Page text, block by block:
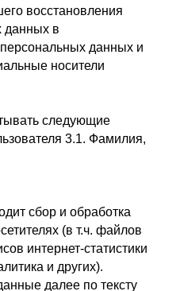
восстановления
данных в
данных и
носители
следующие
3.1. Фамилия,
сбор и обработка
(в т.ч. файлов
интернет-статистики
и других).
далее по тексту